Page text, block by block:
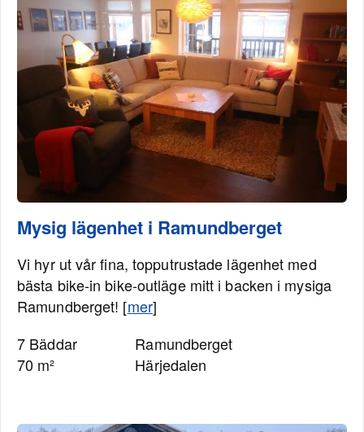
Mysig lägenhet i Ramundberget
Vi hyr ut vår fina, topputrustade lägenhet med
bästa bike-in bike-outläge mitt i backen i mysiga
Ramundberget! [mer]
7 Bäddar
70 m²
Ramundberget
Härjedalen